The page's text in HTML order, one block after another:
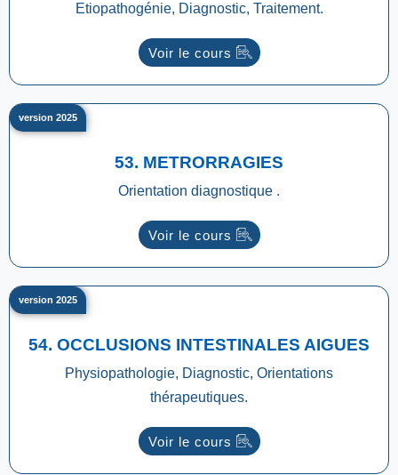
Etiopathogénie, Diagnostic, Traitement.
Voir le cours
53. METRORRAGIES
Orientation diagnostique .
Voir le cours
version 2025
54. OCCLUSIONS INTESTINALES AIGUES
Physiopathologie, Diagnostic, Orientations
thérapeutiques.
Voir le cours
version 2025